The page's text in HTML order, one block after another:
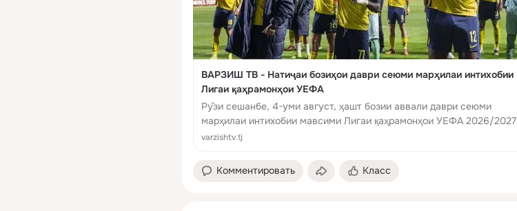
ВАРЗИШ ТВ - Натиҷаи бозиҳои даври сеюми марҳилаи интихобии
Лигаи қаҳрамонҳои УЕФА
Рӯзи сешанбе, 4-уми август, ҳашт бозии аввали даври сеюми
марҳилаи интихобии мавсими Лигаи қаҳрамонҳои УЕФА 2026/2027
баргузор шуд.
varzishtv.tj
Комментировать Класс